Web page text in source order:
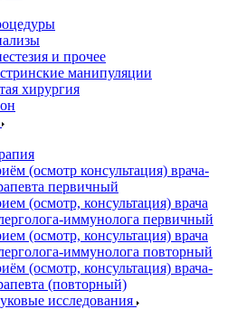
и прочее
манипуляции
хирургия
(осмотр консультация) врача-
первичный
(осмотр, консультация) врача
иммунолога первичный
(осмотр, консультация) врача
иммунолога повторный
(осмотр, консультация) врача-
(повторный)
исследования